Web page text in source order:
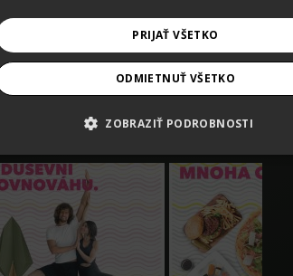
PRIJAŤ VŠETKO
ODMIETNUŤ VŠETKO
ZOBRAZIŤ PODROBNOSTI